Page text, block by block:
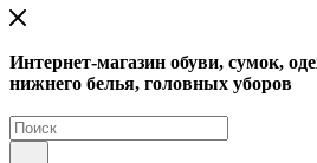
Интернет-магазин обуви, сумок,
нижнего белья, головных уборов